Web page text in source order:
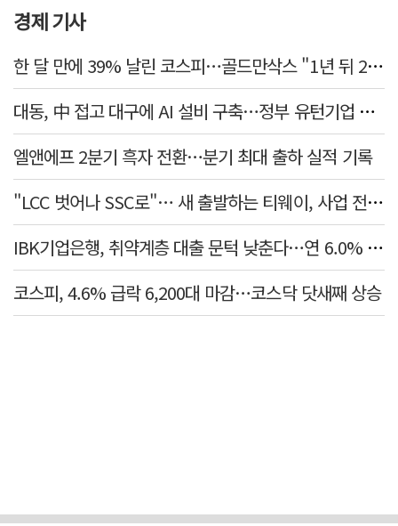
경제 기사
한 달 만에 39% 날린 코스피…골드만삭스 "1년 뒤 2배" 예상, 왜?
대동, 中 접고 대구에 AI 설비 구축…정부 유턴기업 선정
엘앤에프 2분기 흑자 전환…분기 최대 출하 실적 기록
"LCC 벗어나 SSC로"… 새 출발하는 티웨이, 사업 전략 발표
IBK기업은행, 취약계층 대출 문턱 낮춘다…연 6.0% 'i-ONE 햇살론 특례보증' 비대면 출시
코스피, 4.6% 급락 6,200대 마감…코스닥 닷새째 상승